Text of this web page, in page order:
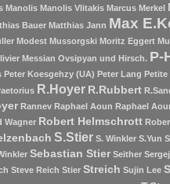
Manolis Manolis Vlitakis Marcus Merkel
Bauer Matthias Jann Max
Modest Mussorgski Moritz Eggert
Messian Ovsipyan und Hirsch. P-
Peter Koesgehzy (UA) Peter Lang Petite
R.Hoyer R.Rubbert
Rannev Raphael Aoun Raphael
Wagner Robert Helmschrott
S.Stier S. Winkler S.Yun
Sebastian Stier Seither
Steve Reich Stier Streich Sujin Lee